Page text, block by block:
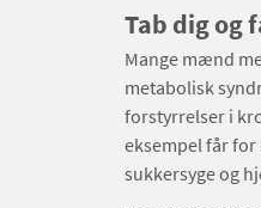
Tab dig og
Mange mænd
metabolisk
forstyrrelser i
eksempel får
sukkersyge og